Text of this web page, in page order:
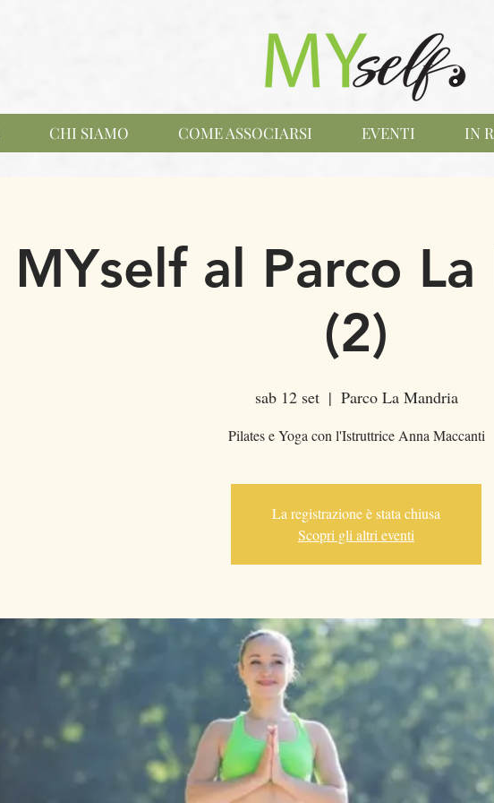
CHI SIAMO COME ASSOCIARSI EVENTI IN
MYself al Parco
(2)
sab 12 set
  |
Parco La Mandria
Pilates e Yoga con l'Istruttrice Anna Maccanti
La registrazione è stata chiusa
Scopri gli altri eventi